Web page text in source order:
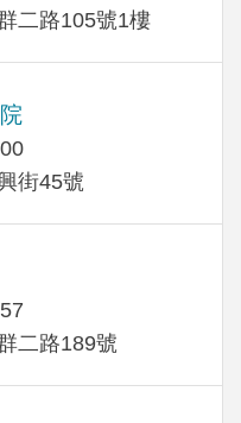
二路105號1樓
街45號
二路189號